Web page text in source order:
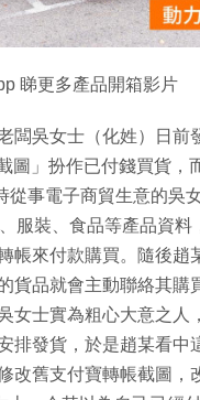
影
片
睇更多產品開箱影片
闆吳女士（化姓）日前
圖」扮作已付錢買貨，
從事電子商貿生意的吳
服裝、食品等產品資料
帳來付款購買。隨後趙
貨品就會主動聯絡其購
女士實為粗心大意之人
排發貨，於是趙某看中
改舊支付寶轉帳截圖，